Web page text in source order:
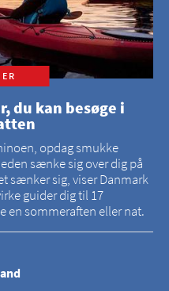
du kan besøge i
opdag smukke
sænke sig over dig på
sænker sig, viser Danmark
guider dig til 17
en sommeraften eller nat.